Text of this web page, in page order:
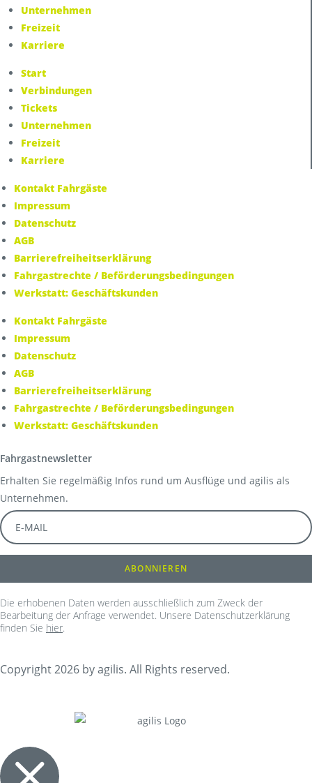
Unternehmen
Freizeit
Karriere
Start
Verbindungen
Tickets
Unternehmen
Freizeit
Karriere
Kontakt Fahrgäste
Impressum
Datenschutz
AGB
Barrierefreiheitserklärung
Fahrgastrechte / Beförderungsbedingungen
Werkstatt: Geschäftskunden
Kontakt Fahrgäste
Impressum
Datenschutz
AGB
Barrierefreiheitserklärung
Fahrgastrechte / Beförderungsbedingungen
Werkstatt: Geschäftskunden
Fahrgastnewsletter
Erhalten Sie regelmäßig Infos rund um Ausflüge und agilis als
Unternehmen.
Die erhobenen Daten werden ausschließlich zum Zweck der
Bearbeitung der Anfrage verwendet. Unsere Datenschutzerklärung
finden Sie hier.
Copyright 2026 by agilis. All Rights reserved.